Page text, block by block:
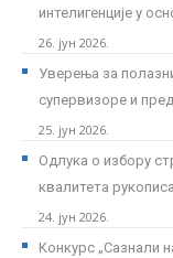
интелигенције у
26. јун 2026.
Уверења за
супервизоре и
25. јун 2026.
Одлука о избору
квалитета
24. јун 2026.
Kонкурс „Сазнали